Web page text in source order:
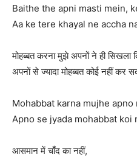
Baithe the apni masti mein,
Aa ke tere khayal ne accha
मोहब्बत करना मुझे अपनों ने ही सिखला
अपनों से ज्यादा मोहब्बत कोई नहीं कर
Mohabbat karna mujhe
Apno se jyada mohabbat koi
आसमान में चाँद का नहीं,